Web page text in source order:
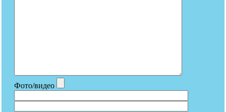
Фото/видео